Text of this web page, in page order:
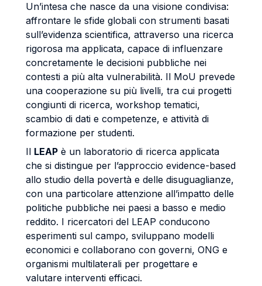
Un’intesa che nasce da una visione condivisa:
affrontare le sfide globali con strumenti basati
sull’evidenza scientifica, attraverso una ricerca
rigorosa ma applicata, capace di influenzare
concretamente le decisioni pubbliche nei
contesti a più alta vulnerabilità. Il MoU prevede
una cooperazione su più livelli, tra cui progetti
congiunti di ricerca, workshop tematici,
scambio di dati e competenze, e attività di
formazione per studenti.
Il LEAP è un laboratorio di ricerca applicata
che si distingue per l’approccio evidence-based
allo studio della povertà e delle disuguaglianze,
con una particolare attenzione all’impatto delle
politiche pubbliche nei paesi a basso e medio
reddito. I ricercatori del LEAP conducono
esperimenti sul campo, sviluppano modelli
economici e collaborano con governi, ONG e
organismi multilaterali per progettare e
valutare interventi efficaci.